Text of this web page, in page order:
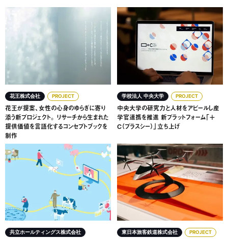
花王株式会社 PROJECT
花王が提案、女性の心身のゆらぎに寄り
添う新プロジェクト。 リサーチから生まれた
提供価値を言語化するコンセプトブックを
制作
花王が提案、女性の心身のゆらぎに寄り添う新プロジェク
学校法人 中央大学 PROJECT
中央大学の研究力と人材をアピールし産
学官連携を推進 新プラットフォーム「＋
C（プラスシー）」立ち上げ
中央大学の研究力と人材をア
共立ホールティングス株式会社
動物・人・社会に寄り添う。伴走で見出した企業姿勢を表
東日本旅客鉄道株式会社 PROJECT
モビリティ変革に、ユーザ